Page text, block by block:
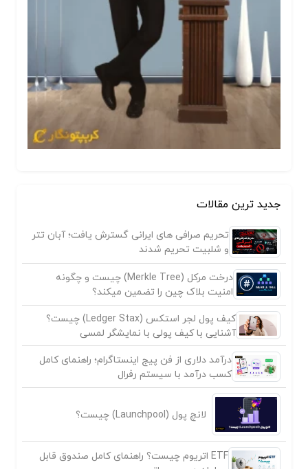
جدید ترین مقالات
تحریم صرافی های ایرانی گسترش یافت؛ آبان تتر
و شلبیت تحریم شدند
درخت مرکل (Merkle Tree) چیست و چگونه
امنیت بلاک چین را تضمین میکند؟
کیف پول لجر استکس (Ledger Stax) چیست؟
آشنایی با کیف پولی با نمایشگر لمسی
درآمد دلاری از فن پیج اینستاگرام؛ راهنمای کامل
کسب درآمد با سیستم رفرال
لانچ پول (Launchpool) چیست؟
ETF اتریوم چیست؟ راهنمای کامل صندوق قابل